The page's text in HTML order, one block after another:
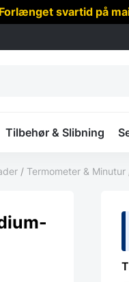
svartid på
Tilbehør & Slibning
/ Termometer & Minutur